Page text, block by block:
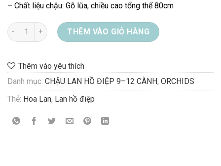
– Chất liệu chậu: Gỗ lũa, chiều cao tổng thể 80cm
CHẬU LAN HỒ ĐIỆP ĐỎ số lượng
THÊM VÀO GIỎ HÀNG
Thêm vào yêu thích
Danh mục: CHẬU LAN HỒ ĐIỆP 9–12 CÀNH, ORCHIDS
Thẻ: Hoa Lan, Lan hồ điệp